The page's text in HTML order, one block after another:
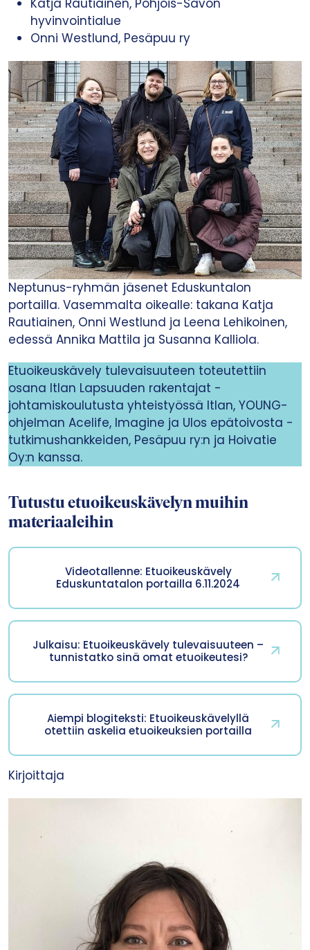
Katja Rautiainen, Pohjois-Savon
hyvinvointialue
Onni Westlund, Pesäpuu ry
Neptunus-ryhmän jäsenet Eduskuntalon
portailla. Vasemmalta oikealle: takana Katja
Rautiainen, Onni Westlund ja Leena Lehikoinen,
edessä Annika Mattila ja Susanna Kalliola.
Etuoikeuskävely tulevaisuuteen toteutettiin
osana Itlan Lapsuuden rakentajat -
johtamiskoulutusta yhteistyössä Itlan, YOUNG-
ohjelman Acelife, Imagine ja Ulos epätoivosta -
tutkimushankkeiden, Pesäpuu ry:n ja Hoivatie
Oy:n kanssa.
Tutustu etuoikeuskävelyn muihin
materiaaleihin
Videotallenne: Etuoikeuskävely
Eduskuntatalon portailla 6.11.2024
Julkaisu: Etuoikeuskävely tulevaisuuteen –
tunnistatko sinä omat etuoikeutesi?
Aiempi blogiteksti: Etuoikeuskävelyllä
otettiin askelia etuoikeuksien portailla
Kirjoittaja